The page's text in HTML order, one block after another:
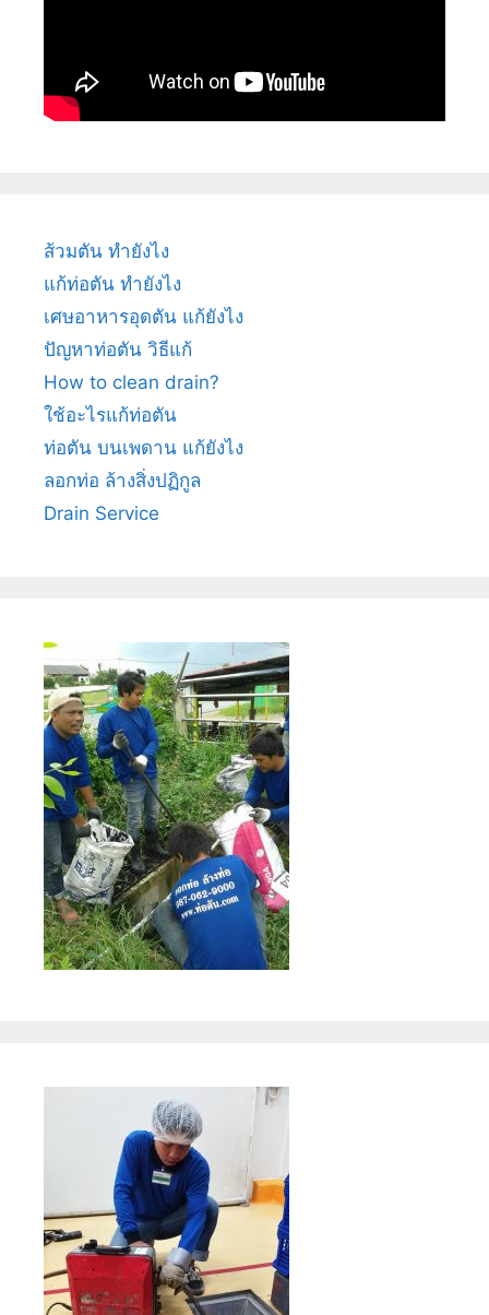
ส้วมตัน ทำยังไง
แก้ท่อตัน ทำยังไง
เศษอาหารอุดตัน แก้ยังไง
ปัญหาท่อตัน วิธีแก้
How to clean drain?
ใช้อะไรแก้ท่อตัน
ท่อตัน บนเพดาน แก้ยังไง
ลอกท่อ ล้างสิ่งปฏิกูล
Drain Service